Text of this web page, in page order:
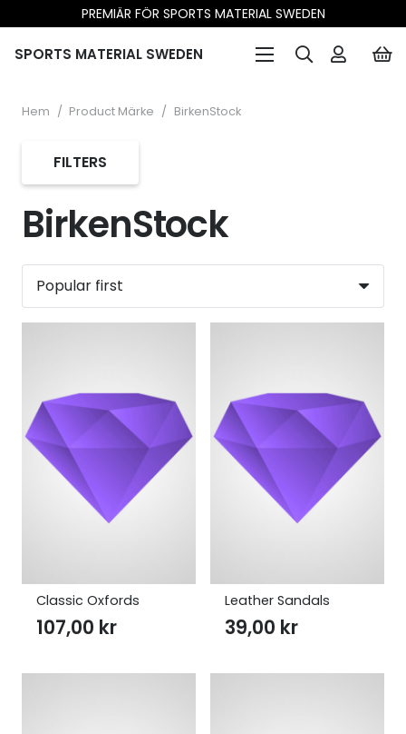
PREMIÄR FÖR SPORTS MATERIAL SWEDEN
SPORTS MATERIAL SWEDEN
Hem / Product Märke / BirkenStock
BirkenStock
Classic Oxfords
107,00 kr
Leather Sandals
39,00 kr
FILTERS